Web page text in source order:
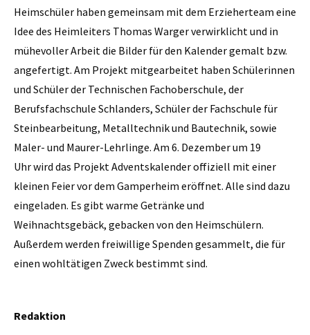
Heimschüler haben gemeinsam mit dem Erzieherteam eine
Idee des Heimleiters Thomas Warger verwirklicht und in
mühevoller Arbeit die Bilder für den Kalender gemalt bzw.
angefertigt. Am Projekt mitgearbeitet haben Schülerinnen
und Schüler der Technischen Fachoberschule, der
Berufsfachschule Schlanders, Schüler der Fachschule für
Steinbearbeitung, Metalltechnik und Bautechnik, sowie
Maler- und Maurer-Lehrlinge. Am 6. Dezember um 19
Uhr wird das Projekt Adventskalender offiziell mit einer
kleinen Feier vor dem Gamperheim eröffnet. Alle sind dazu
eingeladen. Es gibt warme Getränke und
Weihnachtsgebäck, gebacken von den Heimschülern.
Außerdem werden freiwillige Spenden gesammelt, die für
einen wohltätigen Zweck bestimmt sind.
Redaktion